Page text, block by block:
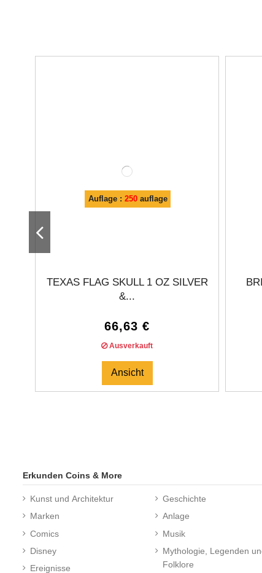
Auflage : 250auflage
TEXAS FLAG SKULL 1 OZ SILVER
&...
66,63 €
Ausverkauft
Ansicht
Erkunden Coins & More
Kunst und Architektur
Marken
Comics
Disney
Ereignisse
Geschichte
Anlage
Musik
Mythologie, Legenden
Folklore